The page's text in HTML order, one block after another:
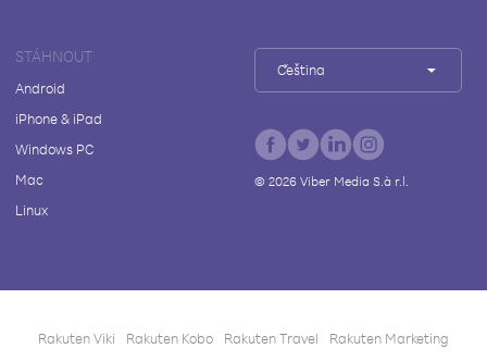
STÁHNOUT
Android
iPhone & iPad
Windows PC
Mac
Linux
Čeština
© 2026Viber Media S.à r.l.
Rakuten Viki Rakuten Kobo Rakuten Travel Rakuten Marketing